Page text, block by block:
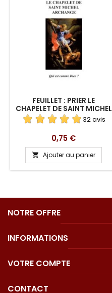
FEUILLET : PRIER LE
CHAPELET DE SAINT MICHEL
ARCHANGE32 avis
Prix
0,75 €
 Ajouter au panier
NOTRE OFFRE
INFORMATIONS
VOTRE COMPTE
CONTACT